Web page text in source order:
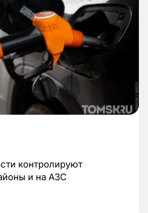
контролируют
и на АЗС